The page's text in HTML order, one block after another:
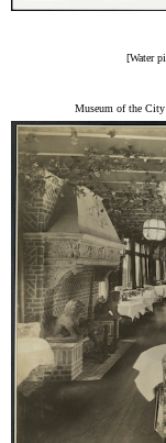
[Water
Museum of the